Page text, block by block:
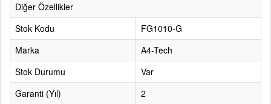
Diğer Özellikler
Stok Kodu
FG1010-G
Marka
A4-Tech
Stok Durumu
Var
Garanti (Yıl)
2